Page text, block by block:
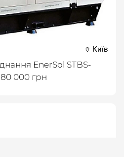
Київ
EnerSol STBS-
000 грн